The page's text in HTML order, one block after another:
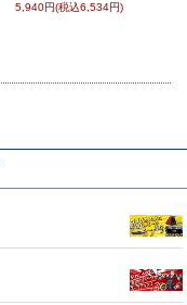
5,940円(税込6,534円)